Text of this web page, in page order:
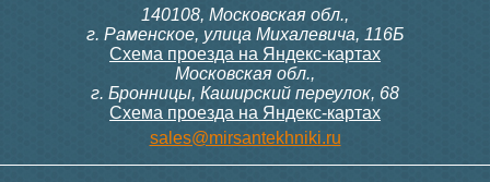
Конвектор ITT.080.200.1000
с решеткой GRILL.SGW-20-
Конвектор ITT.080.200.900 с
решеткой GRILL.SGA-20-
9 700 3 600
140108, Московская обл.,
г. Раменское, улица Михалевича, 116Б
Схема проезда на Яндекс-картах
Московская обл.,
г. Бронницы, Каширский переулок, 68
Схема проезда на Яндекс-картах
sales@mirsantekhniki.ru